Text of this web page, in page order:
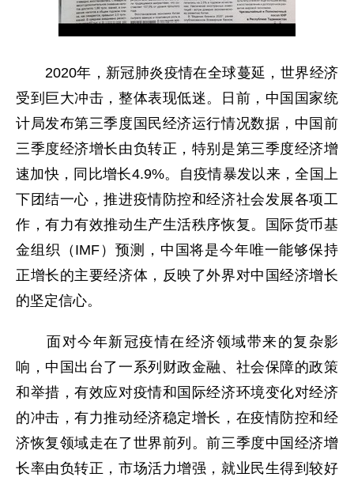
2020年，新冠肺炎疫情在全球蔓延，世界经济
受到巨大冲击，整体表现低迷。日前，中国国家统
计局发布第三季度国民经济运行情况数据，中国前
三季度经济增长由负转正，特别是第三季度经济增
速加快，同比增长4.9%。自疫情暴发以来，全国上
下团结一心，推进疫情防控和经济社会发展各项工
作，有力有效推动生产生活秩序恢复。国际货币基
金组织（IMF）预测，中国将是今年唯一能够保持
正增长的主要经济体，反映了外界对中国经济增长
的坚定信心。
面对今年新冠疫情在经济领域带来的复杂影
响，中国出台了一系列财政金融、社会保障的政策
和举措，有效应对疫情和国际经济环境变化对经济
的冲击，有力推动经济稳定增长，在疫情防控和经
济恢复领域走在了世界前列。前三季度中国经济增
长率由负转正，市场活力增强，就业民生得到较好